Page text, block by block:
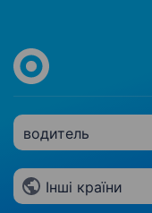
водитель
Інші країни